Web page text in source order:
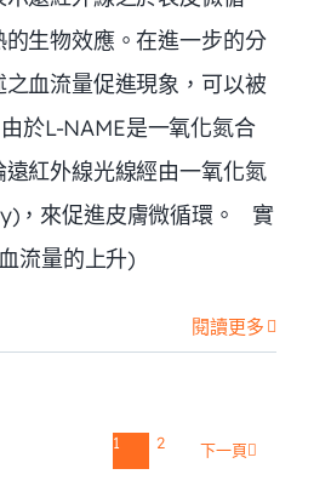
生物效應。在進一步的分
血流量促進現象，可以被
於L-NAME是一氧化氮合
紅外線光線經由一氧化氮
，來促進皮膚微循環。 實
流量的上升)
閱讀更多
1 2 下一頁